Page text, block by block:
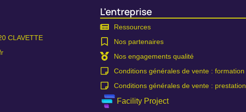
CLAVETTE
L'entreprise
Ressources
Nos partenaires
Nos engagements qualité
Conditions générales de vente : formation
Conditions générales de vente : prestation
Facility Project